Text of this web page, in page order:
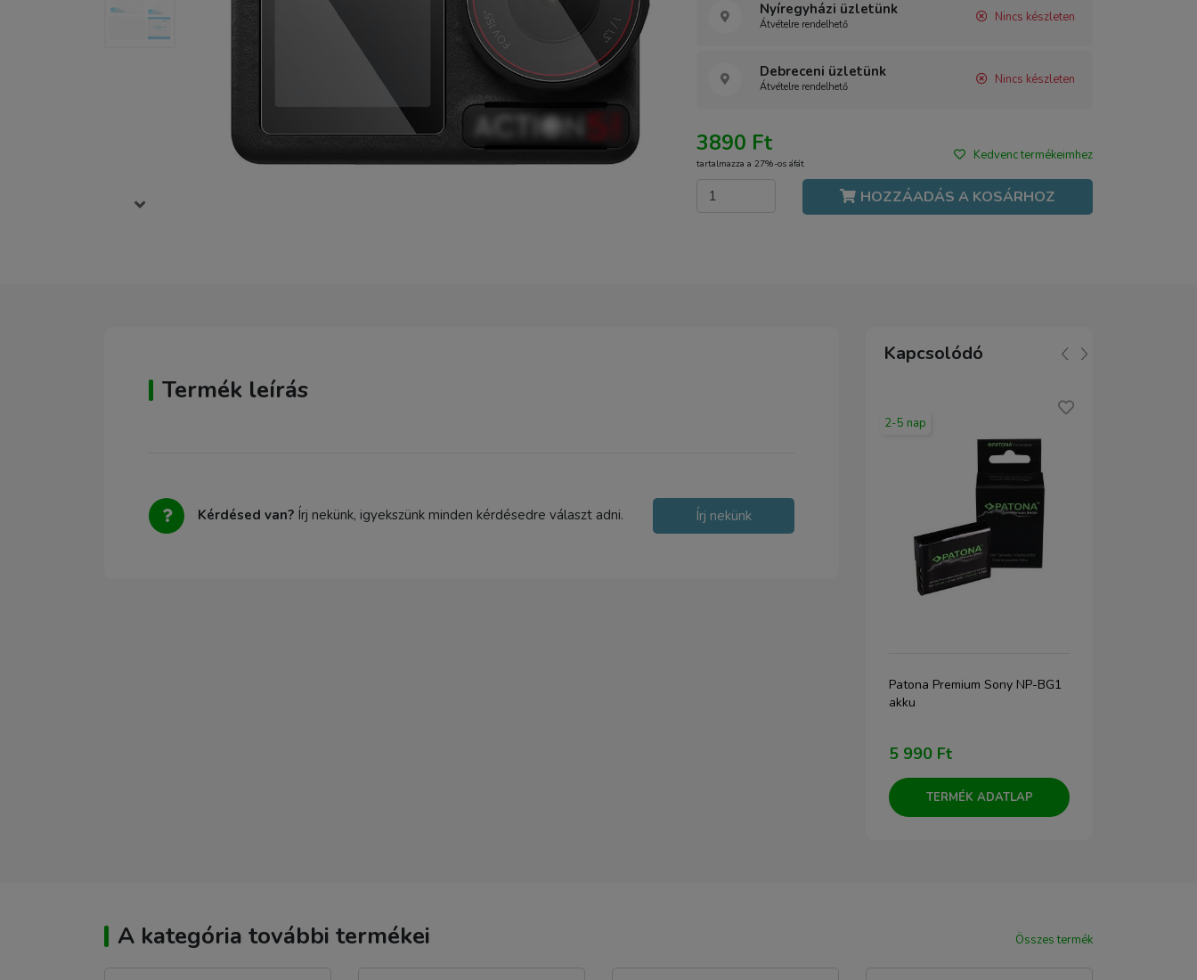
Nyíregyházi üzletünk
Átvételre rendelhető Nincs készleten
Debreceni üzletünk
Átvételre rendelhető Nincs készleten
3890 Ft
tartalmazza a 27%-os áfát
Kedvenc termékeimhez
HOZZÁADÁS A KOSÁRHOZ
Termék leírás
Kérdésed van? Írj nekünk, igyekszünk minden kérdésedre választ adni. Írj nekünk
Kapcsolódó
2-5 nap
Patona Premium Sony NP-BG1
akku
5 990 Ft
TERMÉK ADATLAP
A kategória további termékei Összes termék